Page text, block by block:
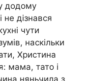
додому
не дізнався
чути
наскільки
Христина
мама, тато і